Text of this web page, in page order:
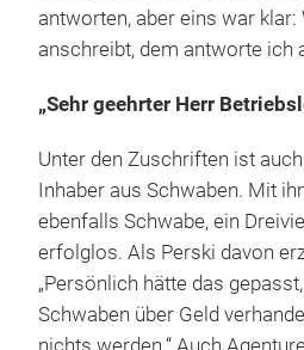
antworten, aber eins war
anschreibt, dem antworte ich
„Sehr geehrter Herr
Unter den Zuschriften ist
Inhaber aus Schwaben. Mit
ebenfalls Schwabe, ein
erfolglos. Als Perski davon
„Persönlich hätte das
Schwaben über Geld